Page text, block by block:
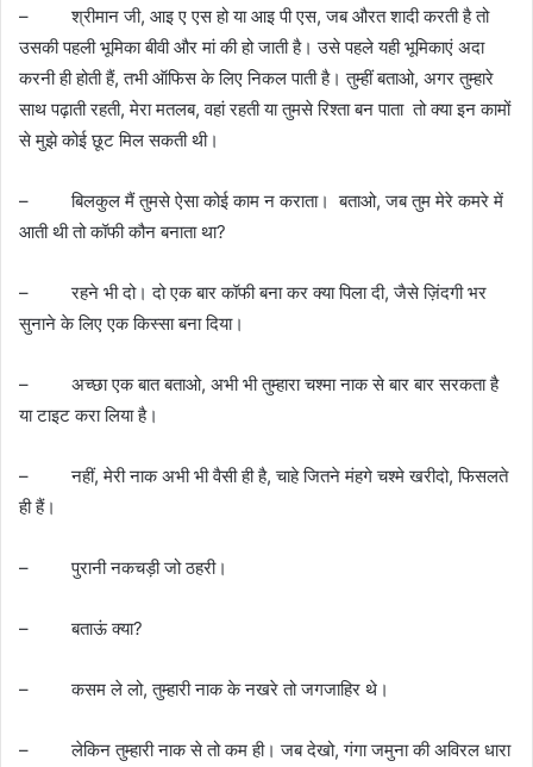
– श्रीमान जी, आइ ए एस हो या आइ पी एस, जब औरत शादी करती है तो
उसकी पहली भूमिका बीवी और मां की हो जाती है। उसे पहले यही भूमिकाएं अदा
करनी ही होती हैं, तभी ऑफिस के लिए निकल पाती है। तुम्हीं बताओ, अगर तुम्हारे
साथ पढ़ाती रहती, मेरा मतलब, वहां रहती या तुमसे रिश्ता बन पाता तो क्या इन कामों
से मुझे कोई छूट मिल सकती थी।
– बिलकुल मैं तुमसे ऐसा कोई काम न कराता। बताओ, जब तुम मेरे कमरे में
आती थी तो कॉफी कौन बनाता था?
– रहने भी दो। दो एक बार कॉफी बना कर क्या पिला दी, जैसे ज़िंदगी भर
सुनाने के लिए एक किस्सा बना दिया।
– अच्‍छा एक बात बताओ, अभी भी तुम्हारा चश्मा नाक से बार बार सरकता है
या टाइट करा लिया है।
– नहीं, मेरी नाक अभी भी वैसी ही है, चाहे जितने मंहगे चश्मे खरीदो, फिसलते
ही हैं।
– पुरानी नकचड़ी जो ठहरी।
– बताऊं क्या?
– कसम ले लो, तुम्हारी नाक के नखरे तो जगजाहिर थे।
– लेकिन तुम्हारी नाक से तो कम ही। जब देखो, गंगा जमुना की अविरल धारा